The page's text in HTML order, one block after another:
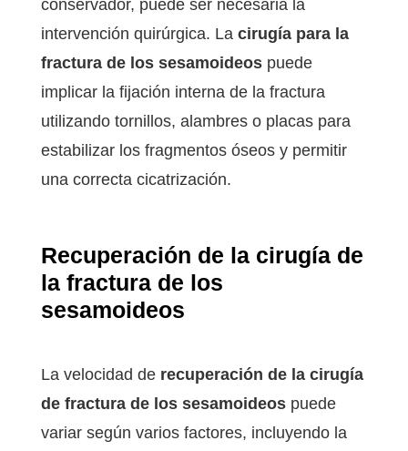
conservador, puede ser necesaria la
intervención quirúrgica. La cirugía para la
fractura de los sesamoideospuede
implicar la fijación interna de la fractura
utilizando tornillos, alambres o placas para
estabilizar los fragmentos óseos y permitir
una correcta cicatrización.
Recuperación de la cirugía de
la fractura de los
sesamoideos
La velocidad de recuperación de la cirugía
de fractura de los sesamoideospuede
variar según varios factores, incluyendo la